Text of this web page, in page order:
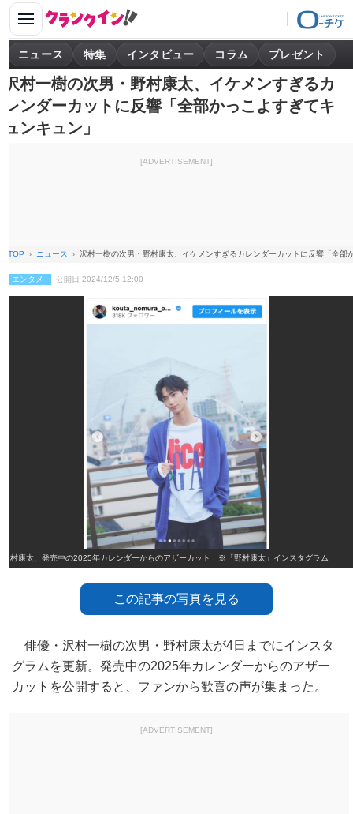
ニュース 特集 インタビュー コラム プレゼント
沢村一樹の次男・野村康太、イケメンすぎるカ
レンダーカットに反響「全部かっこよすぎてキ
ュンキュン」
[ADVERTISEMENT]
TOP ニュース 沢村一樹の次男・野村康太、イケメンすぎるカレンダーカットに反響「全部
エンタメ 公開日 2024/12/5 12:00
野村康太、発売中の2025年カレンダーからのアザーカット ※「野村康太」インスタグラム
この記事の写真を見る
俳優・沢村一樹の次男・野村康太が4日までにインスタ
グラムを更新。発売中の2025年カレンダーからのアザー
カットを公開すると、ファンから歓喜の声が集まった。
[ADVERTISEMENT]